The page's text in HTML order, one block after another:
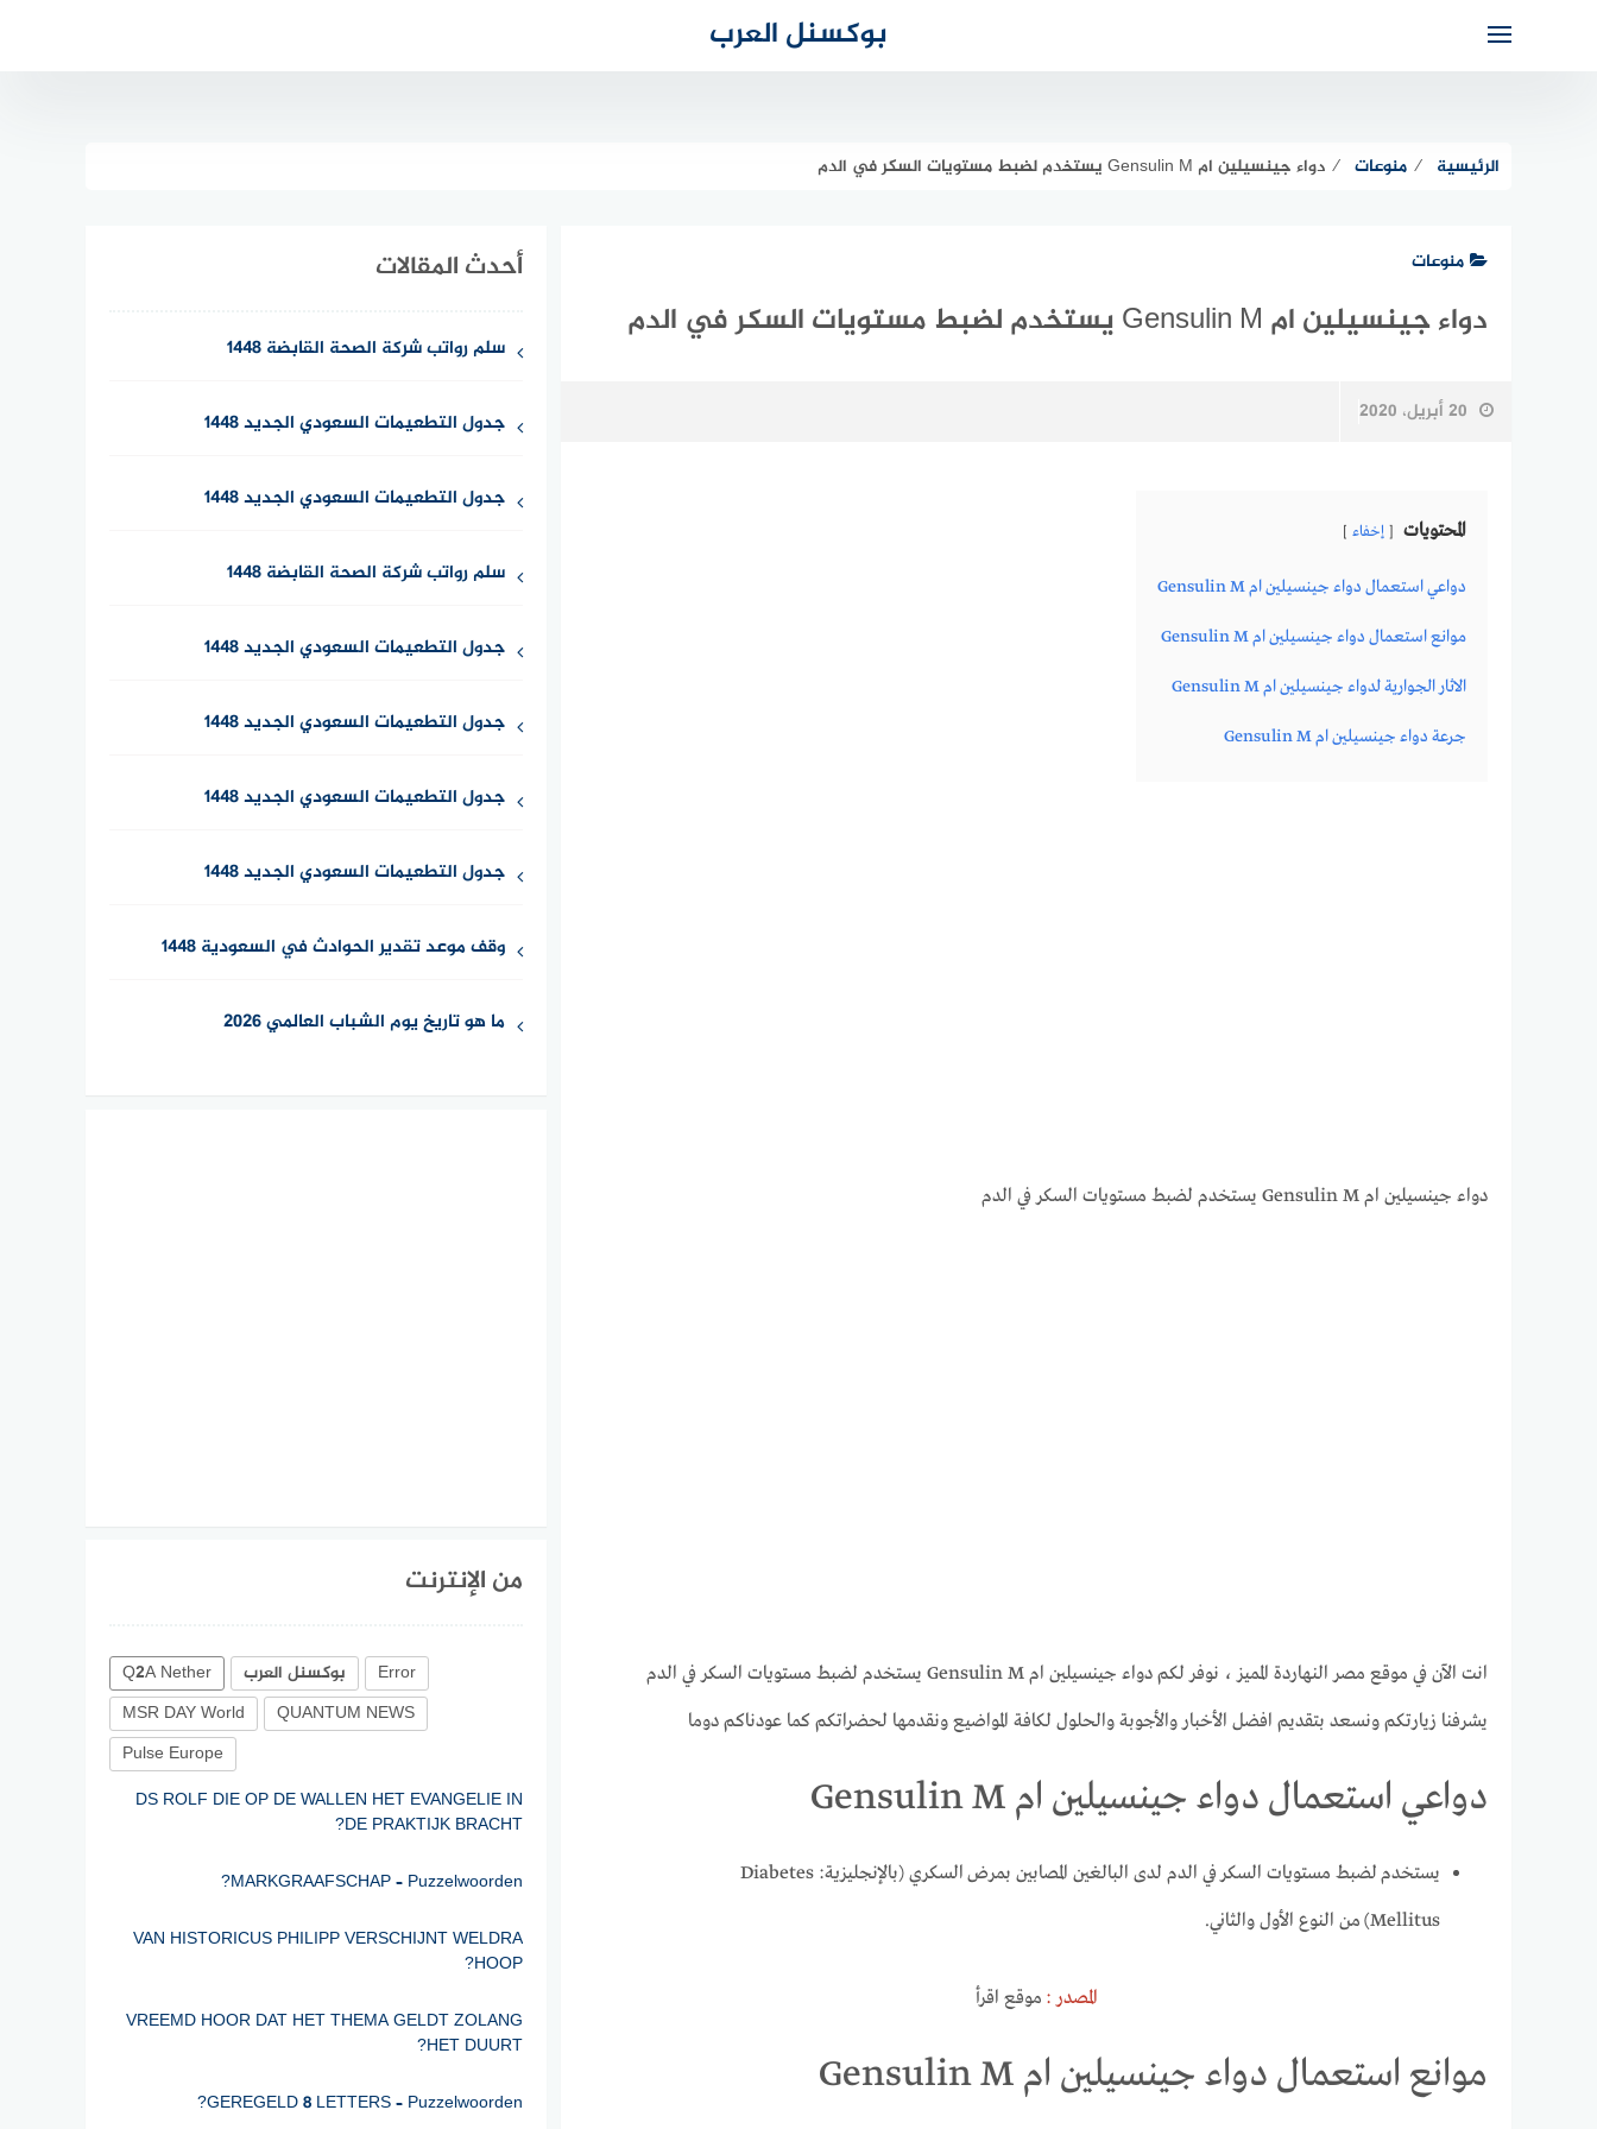
بوكسنل العرب
الرئيسية ⁄ منوعات ⁄ دواء جينسيلين ام Gensulin M يستخدم لضبط مستويات السكر في الدم
منوعات
دواء جينسيلين ام Gensulin M يستخدم لضبط مستويات السكر في الدم
20 أبريل، 2020
المحتويات إخفاء
دواعي استعمال دواء جينسيلين ام Gensulin M
موانع استعمال دواء جينسيلين ام Gensulin M
الاثار الجوارية لدواء جينسيلين ام Gensulin M
جرعة دواء جينسيلين ام Gensulin M
دواء جينسيلين ام Gensulin M يستخدم لضبط مستويات السكر في الدم
انت الآن في موقع مصر النهاردة المميز ، نوفر لكم دواء جينسيلين ام Gensulin M يستخدم لضبط مستويات السكر في الدم
يشرفنا زيارتكم ونسعد بتقديم افضل الأخبار والأجوبة والحلول لكافة المواضيع ونقدمها لحضراتكم كما عودناكم دوما
دواعي استعمال دواء جينسيلين ام Gensulin M
يستخدم لضبط مستويات السكر في الدم لدى البالغين المصابين بمرض السكري (بالإنجليزية: Diabetes
Mellitus) من النوع الأول والثاني.
المصدر : موقع اقرأ
موانع استعمال دواء جينسيلين ام Gensulin M
أحدث المقالات
سلم رواتب شركة الصحة القابضة 1448
جدول التطعيمات السعودي الجديد 1448
جدول التطعيمات السعودي الجديد 1448
سلم رواتب شركة الصحة القابضة 1448
جدول التطعيمات السعودي الجديد 1448
جدول التطعيمات السعودي الجديد 1448
جدول التطعيمات السعودي الجديد 1448
جدول التطعيمات السعودي الجديد 1448
وقف موعد تقدير الحوادث في السعودية 1448
ما هو تاريخ يوم الشباب العالمي 2026
من الإنترنت
Q2A Nether بوكسنل العرب
Error
MSR DAY World
QUANTUM NEWS
Pulse Europe
DS ROLF DIE OP DE WALLEN HET EVANGELIE IN
DE PRAKTIJK BRACHT?
MARKGRAAFSCHAP – Puzzelwoorden?
VAN HISTORICUS PHILIPP VERSCHIJNT WELDRA
HOOP?
VREEMD HOOR DAT HET THEMA GELDT ZOLANG
HET DUURT?
GEREGELD 8 LETTERS – Puzzelwoorden?